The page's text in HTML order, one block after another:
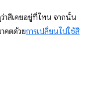
าสีเคยอยู่ที่ไหน จากนั้น
คตด้วยการเปลี่ยนไปใช้สี